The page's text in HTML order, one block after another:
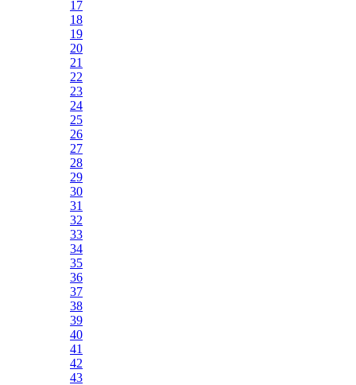
17
18
19
20
21
22
23
24
25
26
27
28
29
30
31
32
33
34
35
36
37
38
39
40
41
42
43